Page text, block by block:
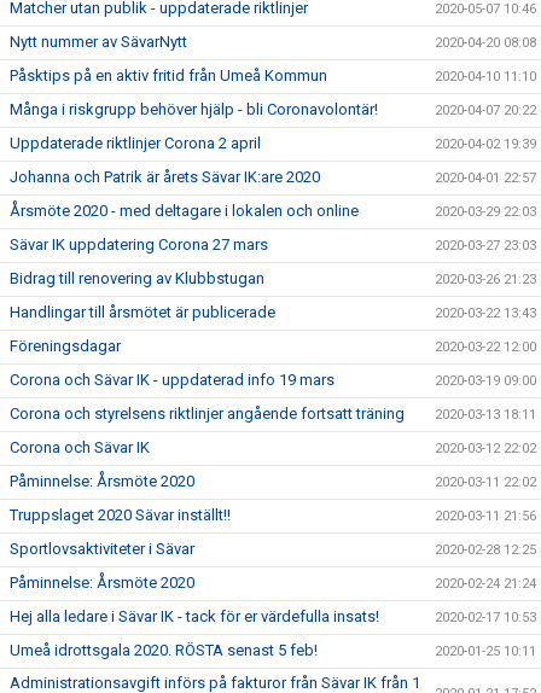
Matcher utan publik - uppdaterade riktlinjer 2020-05-07 10:46
Nytt nummer av SävarNytt 2020-04-20 08:08
Påsktips på en aktiv fritid från Umeå Kommun 2020-04-10 11:10
Många i riskgrupp behöver hjälp - bli Coronavolontär! 2020-04-07 20:22
Uppdaterade riktlinjer Corona 2 april 2020-04-02 19:39
Johanna och Patrik är årets Sävar IK:are 2020 2020-04-01 22:57
Årsmöte 2020 - med deltagare i lokalen och online 2020-03-29 22:03
Sävar IK uppdatering Corona 27 mars 2020-03-27 23:03
Bidrag till renovering av Klubbstugan 2020-03-26 21:23
Handlingar till årsmötet är publicerade 2020-03-22 13:43
Föreningsdagar 2020-03-22 12:00
Corona och Sävar IK - uppdaterad info 19 mars 2020-03-19 09:00
Corona och styrelsens riktlinjer angående fortsatt träning 2020-03-13 18:11
Corona och Sävar IK 2020-03-12 22:02
Påminnelse: Årsmöte 2020 2020-03-11 22:02
Truppslaget 2020 Sävar inställt!! 2020-03-11 21:56
Sportlovsaktiviteter i Sävar 2020-02-28 12:25
Påminnelse: Årsmöte 2020 2020-02-24 21:24
Hej alla ledare i Sävar IK - tack för er värdefulla insats! 2020-02-17 10:53
Umeå idrottsgala 2020. RÖSTA senast 5 feb! 2020-01-25 10:11
Administrationsavgift införs på fakturor från Sävar IK från 1